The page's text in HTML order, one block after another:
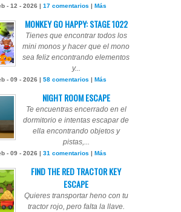
- 12 - 2026 | 17 comentarios | Más
MONKEY GO HAPPY: STAGE 1022
Tienes que encontrar todos los
mini monos y hacer que el mono
sea feliz encontrando elementos
y...
- 09 - 2026 | 58 comentarios | Más
NIGHT ROOM ESCAPE
Te encuentras encerrado en el
dormitorio e intentas escapar de
ella encontrando objetos y
pistas,...
- 09 - 2026 | 31 comentarios | Más
FIND THE RED TRACTOR KEY
ESCAPE
Quieres transportar heno con tu
tractor rojo, pero falta la llave.